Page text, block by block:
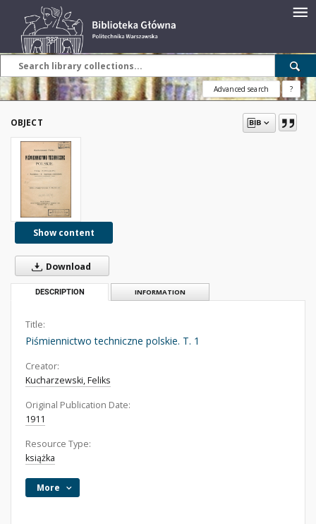
Advanced search ?
OBJECT
Show content
Download
DESCRIPTION INFORMATION
Title:
Piśmiennictwo techniczne polskie. T. 1
Creator:
Kucharzewski, Feliks
Original Publication Date:
1911
Resource Type:
książka
More